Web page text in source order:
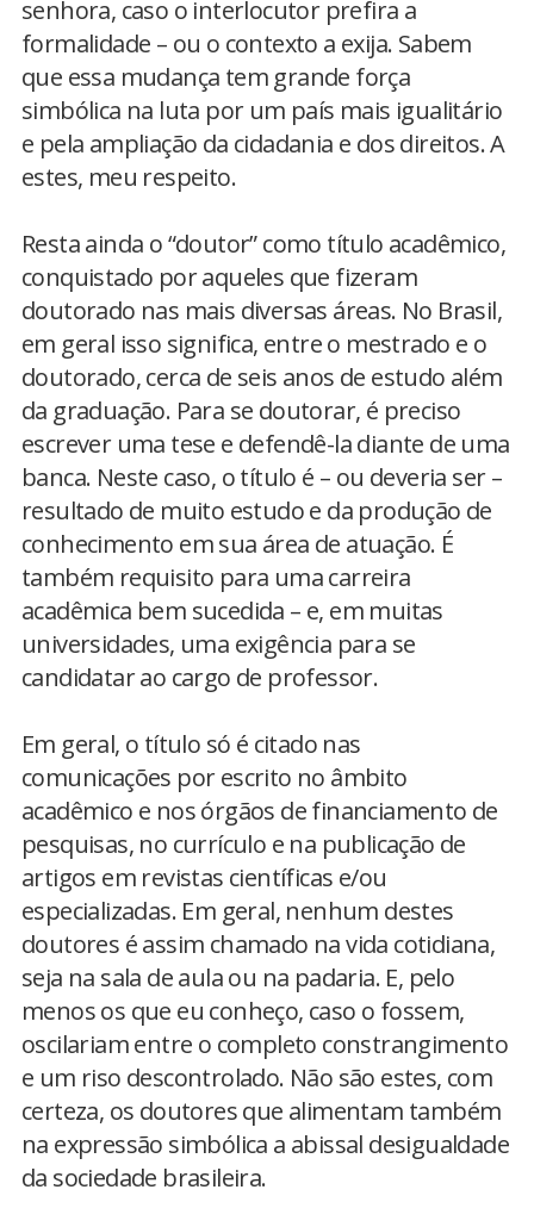
senhora, caso o interlocutor prefira a
formalidade – ou o contexto a exija. Sabem
que essa mudança tem grande força
simbólica na luta por um país mais igualitário
e pela ampliação da cidadania e dos direitos. A
estes, meu respeito.
Resta ainda o “doutor” como título acadêmico,
conquistado por aqueles que fizeram
doutorado nas mais diversas áreas. No Brasil,
em geral isso significa, entre o mestrado e o
doutorado, cerca de seis anos de estudo além
da graduação. Para se doutorar, é preciso
escrever uma tese e defendê-la diante de uma
banca. Neste caso, o título é – ou deveria ser –
resultado de muito estudo e da produção de
conhecimento em sua área de atuação. É
também requisito para uma carreira
acadêmica bem sucedida – e, em muitas
universidades, uma exigência para se
candidatar ao cargo de professor.
Em geral, o título só é citado nas
comunicações por escrito no âmbito
acadêmico e nos órgãos de financiamento de
pesquisas, no currículo e na publicação de
artigos em revistas científicas e/ou
especializadas. Em geral, nenhum destes
doutores é assim chamado na vida cotidiana,
seja na sala de aula ou na padaria. E, pelo
menos os que eu conheço, caso o fossem,
oscilariam entre o completo constrangimento
e um riso descontrolado. Não são estes, com
certeza, os doutores que alimentam também
na expressão simbólica a abissal desigualdade
da sociedade brasileira.